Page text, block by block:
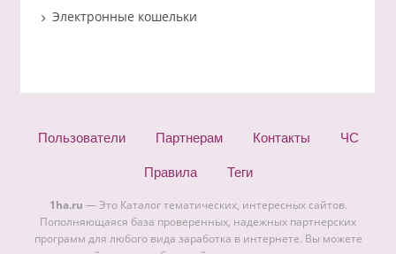
Электронные кошельки
Пользователи Партнерам Контакты ЧС
Правила Теги
1ha.ru — Это Каталог тематических, интересных сайтов.
Пополняющаяся база проверенных, надежных партнерских
программ для любого вида заработка в интернете. Вы можете